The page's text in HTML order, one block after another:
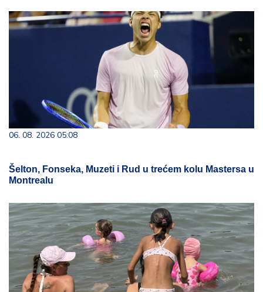
06. 08. 2026 05:08
Šelton, Fonseka, Muzeti i Rud u trećem kolu Mastersa u
Montrealu